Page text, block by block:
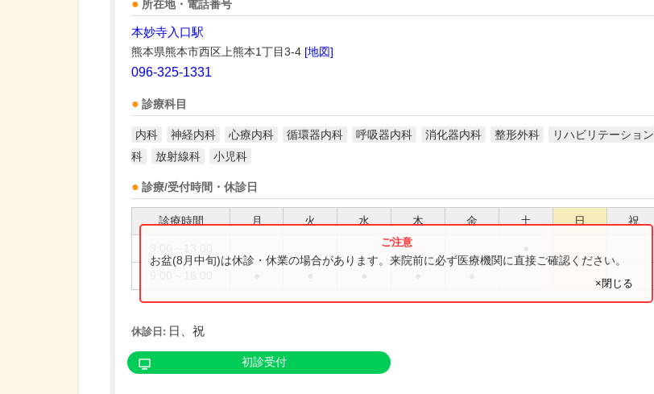
所在地・電話番号
本妙寺入口駅
熊本県熊本市西区上熊本1丁目3-4 [地図]
096-325-1331
診療科目
内科 神経内科 心療内科 循環器内科 呼吸器内科 消化器内科 整形外科
リハビリテーション
科
放射線科 小児科
診療/受付時間・休診日
診療時間 月 火 水 木 金 土 日 祝
お盆(8月中旬)は休診・休業の場合があります。来院前に必ず医療機関に直接ご確認ください。
×閉じる
休診日: 日、祝
初診受付